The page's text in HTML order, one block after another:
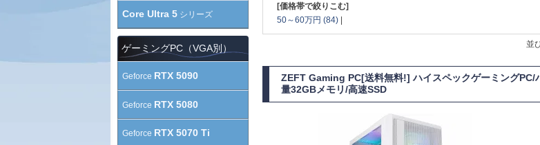
[価格帯で絞りこむ]
50～60万円 (84) |
並
ZEFT Gaming PC[送料無料!] ハイスペックゲーミング
量32GBメモリ/高速SSD
Core Ultra 5 シリーズ
ゲーミングPC（VGA別）
Geforce RTX 5090
Geforce RTX 5080
Geforce RTX 5070 Ti